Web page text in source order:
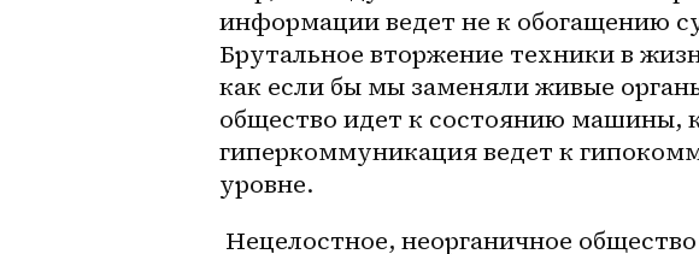
информации ведет не к обогащению
Брутальное вторжение техники в
как если бы мы заменяли живые
общество идет к состоянию машины,
гиперкоммуникация ведет к
уровне.